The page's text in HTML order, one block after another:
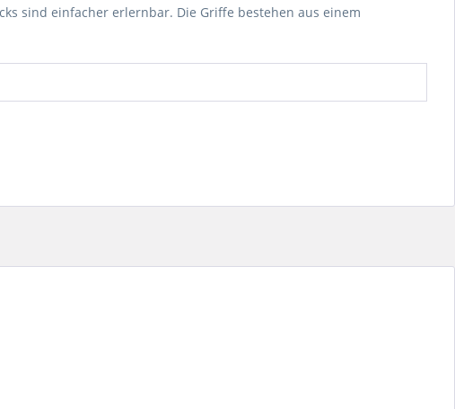
sind einfacher erlernbar. Die Griffe bestehen aus einem